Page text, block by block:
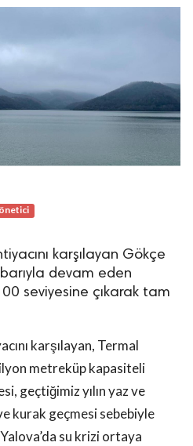
karşılayan Gökçe
devam eden
seviyesine çıkarak tam
karşılayan, Termal
metreküp kapasiteli
geçtiğimiz yılın yaz ve
kurak geçmesi sebebiyle
su krizi ortaya